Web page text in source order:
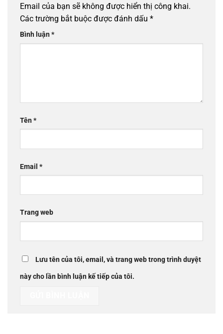
Email của bạn sẽ không được hiển thị công khai.
Các trường bắt buộc được đánh dấu *
Bình luận*
Tên*
Email *
Trang web
Lưu tên của tôi, email, và trang web trong trình duyệt
này cho lần bình luận kế tiếp của tôi.